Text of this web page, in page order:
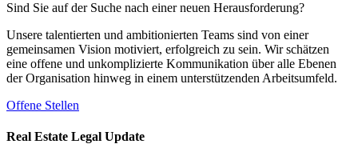
Sind Sie auf der Suche nach einer neuen Herausforderung?
Unsere talentierten und ambitionierten Teams sind von einer
gemeinsamen Vision motiviert, erfolgreich zu sein. Wir schätzen
eine offene und unkomplizierte Kommunikation über alle Ebenen
der Organisation hinweg in einem unterstützenden Arbeitsumfeld.
Offene Stellen
Real Estate Legal Update